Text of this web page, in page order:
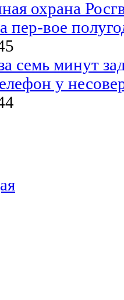
охрана
пер-вое
семь минут
у